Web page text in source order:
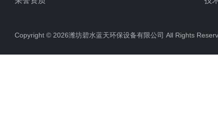
Copyright © 2026潍坊碧水蓝天环保设备有限公司 All Rights